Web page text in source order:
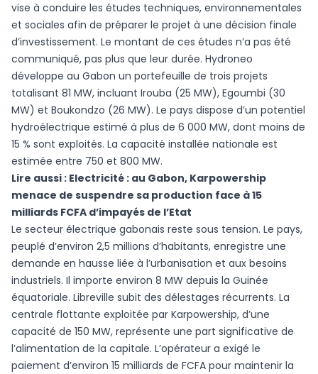
vise à conduire les études techniques, environnementales
et sociales afin de préparer le projet à une décision finale
d’investissement. Le montant de ces études n’a pas été
communiqué, pas plus que leur durée. Hydroneo
développe au Gabon un portefeuille de trois projets
totalisant 81 MW, incluant Irouba (25 MW), Egoumbi (30
MW) et Boukondzo (26 MW). Le pays dispose d’un potentiel
hydroélectrique estimé à plus de 6 000 MW, dont moins de
15 % sont exploités. La capacité installée nationale est
estimée entre 750 et 800 MW.
Lire aussi : Electricité : au Gabon, Karpowership
menace de suspendre sa production face à 15
milliards FCFA d’impayés de l’Etat
Le secteur électrique gabonais reste sous tension. Le pays,
peuplé d’environ 2,5 millions d’habitants, enregistre une
demande en hausse liée à l’urbanisation et aux besoins
industriels. Il importe environ 8 MW depuis la Guinée
équatoriale. Libreville subit des délestages récurrents. La
centrale flottante exploitée par Karpowership, d’une
capacité de 150 MW, représente une part significative de
l’alimentation de la capitale. L’opérateur a exigé le
paiement d’environ 15 milliards de FCFA pour maintenir la